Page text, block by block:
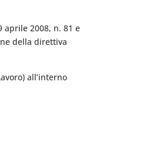
aprile 2008, n. 81 e
della direttiva
all’interno